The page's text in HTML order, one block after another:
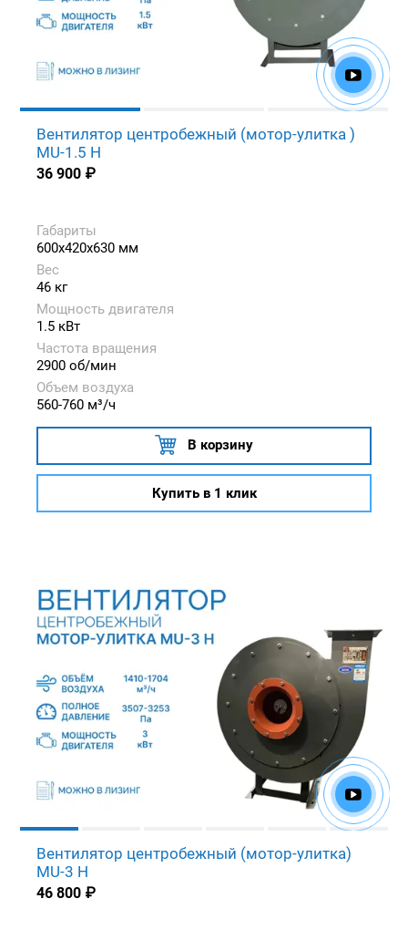
Вентилятор центробежный (мотор-улитка )
MU-1.5 H
36 900 ₽
Габариты
600x420x630 мм
Вес
46 кг
Мощность двигателя
1.5 кВт
Частота вращения
2900 об/мин
Объем воздуха
560-760 м³/ч
В корзину
Купить в 1 клик
Вентилятор центробежный (мотор-улитка)
MU-3 H
46 800 ₽